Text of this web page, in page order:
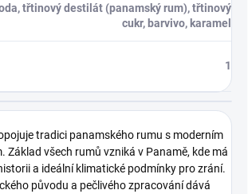
třtinový destilát (panamský rum), třtinový
cukr, barvivo, karamel
1
tradici panamského rumu s moderním
Základ všech rumů vzniká v Panamě, kde má
a ideální klimatické podmínky pro zrání.
původu a pečlivého zpracování dává